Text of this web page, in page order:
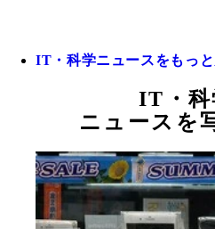
IT・科学ニュースをもっ
IT・科
ニュースを